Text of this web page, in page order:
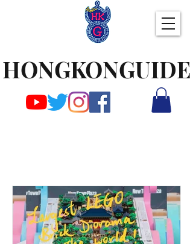
HONGKONGUIDE